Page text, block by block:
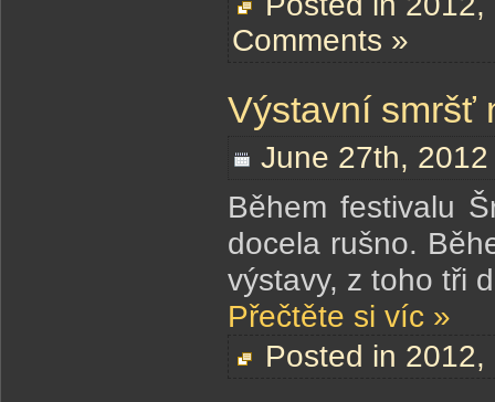
Comments »
Výstavní smršť
June 27th,
Během festivalu
docela rušno.
výstavy, z toho tři
Přečtěte si víc »
Posted in 2012,